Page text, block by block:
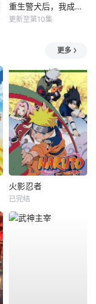
重生警犬后，我成了名侦探？
更新至第10集
更多
火影忍者
已完结